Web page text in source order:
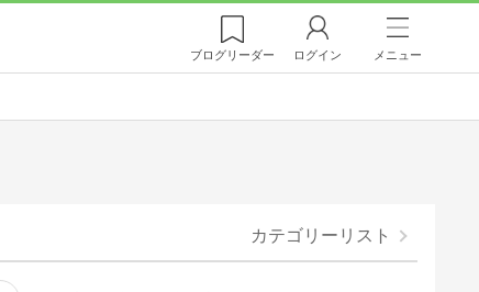
ブログリーダー ログイン メニュー
カテゴリーリスト